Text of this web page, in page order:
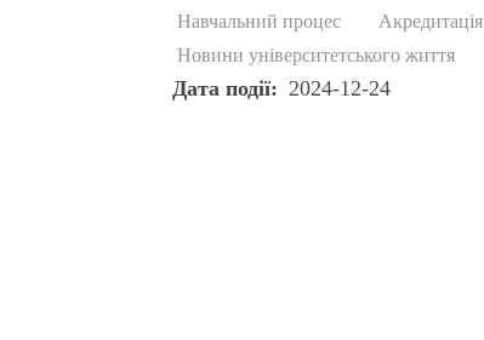
Навчальний процес
Акредитація
Новини університетського життя
Дата події 2024-12-24